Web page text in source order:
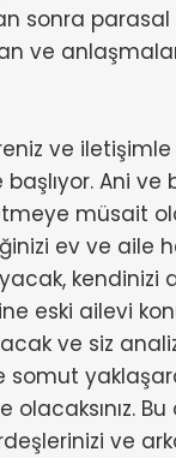
sonra
ve
ve
Ani ve
müsait
ev ve aile
kendinizi
eski ailevi
ve siz
somut
Bu
ve